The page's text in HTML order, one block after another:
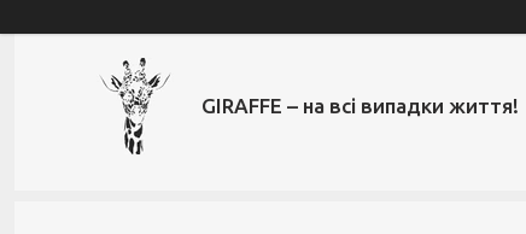
GIRAFFE – на всі випадки життя!